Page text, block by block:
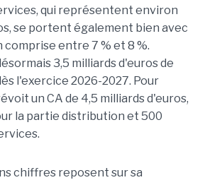
qui représentent environ
se portent également bien avec
entre 7 % et 8 %.
3,5 milliards d'euros de
l'exercice 2026-2027. Pour
un CA de 4,5 milliards d'euros,
la partie distribution et 500
chiffres reposent sur sa